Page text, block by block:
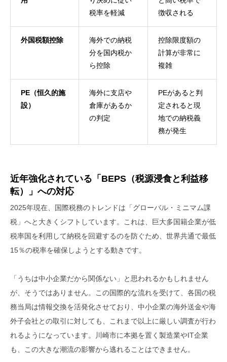
税率を軽減
徴収される
外国税額控除
海外での納税
分を国内税か
ら控除
控除限度額の
計算が非常に
複雑
PE（恒久的施
設）
海外に支店や
倉庫があるか
の判定
PEがあると判
定されると現
地での納税義
務が発生
近年強化されている「BEPS（税源浸食と利益移
転）」への対応
2025年現在、国際税務のトレンドは「グローバル・ミニマム課
税」へと大きくシフトしています。これは、巨大多国籍企業が低
税率国を利用して納税を回避するのを防ぐため、世界共通で最低
15％の税率を確保しようとする動きです。
「うちは中小企業だから関係ない」と思われるかもしれません
が、そうではありません。この国際的な流れを受けて、各国の税
務当局は情報交換を活発化させており、中小企業の海外送金や海
外子会社との取引に対しても、これまで以上に厳しい調査が行わ
れるようになっています。川崎市に本拠を置く製造業やIT企業
も、この大きな潮流の影響から逃れることはできません。